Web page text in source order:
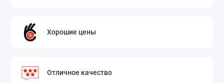
Хорошие цены
Отличное качество